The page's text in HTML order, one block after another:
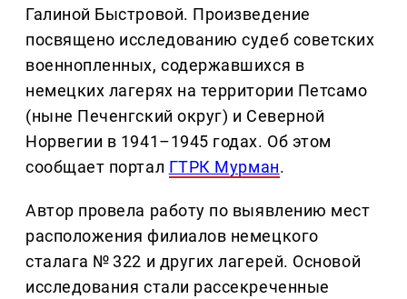
Галиной Быстровой. Произведение
посвящено исследованию судеб советских
военнопленных, содержавшихся в
немецких лагерях на территории Петсамо
(ныне Печенгский округ) и Северной
Норвегии в 1941–1945 годах. Об этом
сообщает портал ГТРК Мурман.
Автор провела работу по выявлению мест
расположения филиалов немецкого
сталага № 322 и других лагерей. Основой
исследования стали рассекреченные